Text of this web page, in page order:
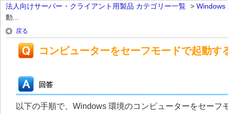
法人向けサーバー・クライアント用製品 カテゴリー一覧 > Windows
動...
戻る
コンピューターをセーフモードで起動す
回答
以下の手順で、Windows 環境のコンピューターをセーフ